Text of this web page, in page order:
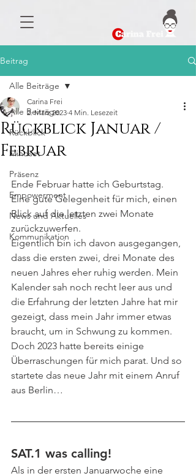
Beitrag
Alle Beiträge
Rückblick
Mindset
Präsenz
Empowerment
News und Aktuelles
Kommunikation
Alle Beiträge
Rückblick Januar /
Februar
Carina Frei
2. März 2023 4 Min. Lesezeit
Ende Februar hatte ich Geburtstag.
Eine gute Gelegenheit für mich, einen
Blick auf die letzten zwei Monate
zurückzuwerfen.
Eigentlich bin ich davon ausgegangen,
dass die ersten zwei, drei Monate des
neuen Jahres eher ruhig werden. Mein
Kalender sah noch recht leer aus und
die Erfahrung der letzten Jahre hat mir
gezeigt, dass mein Jahr immer etwas
braucht, um in Schwung zu kommen.
Doch 2023 hatte bereits einige
Überraschungen für mich parat. Und so
startete das neue Jahr mit einem Anruf
aus Berlin…
SAT.1 was calling!
Als in der ersten Januarwoche eine